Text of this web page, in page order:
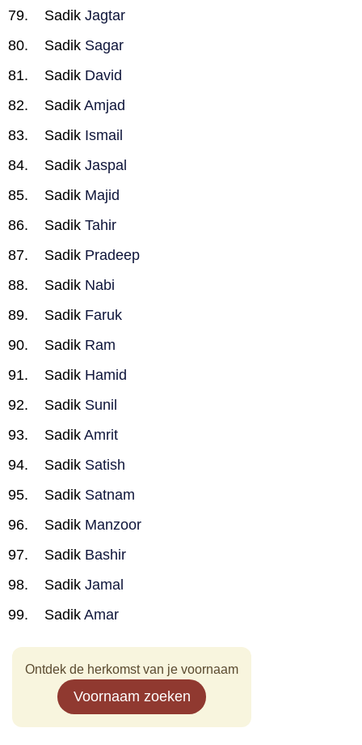
Sadik Jagtar
Sadik Sagar
Sadik David
Sadik Amjad
Sadik Ismail
Sadik Jaspal
Sadik Majid
Sadik Tahir
Sadik Pradeep
Sadik Nabi
Sadik Faruk
Sadik Ram
Sadik Hamid
Sadik Sunil
Sadik Amrit
Sadik Satish
Sadik Satnam
Sadik Manzoor
Sadik Bashir
Sadik Jamal
Sadik Amar
Ontdek de herkomst van je voornaam
Voornaam zoeken